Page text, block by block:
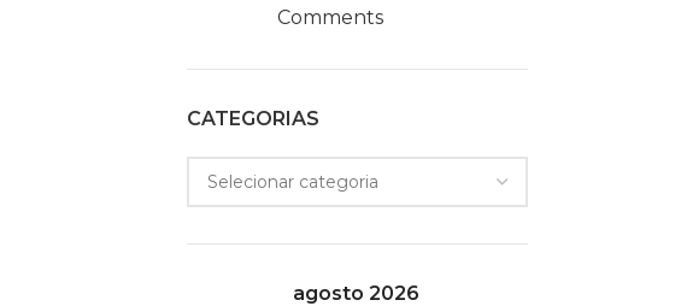
Comments
CATEGORIAS
agosto 2026